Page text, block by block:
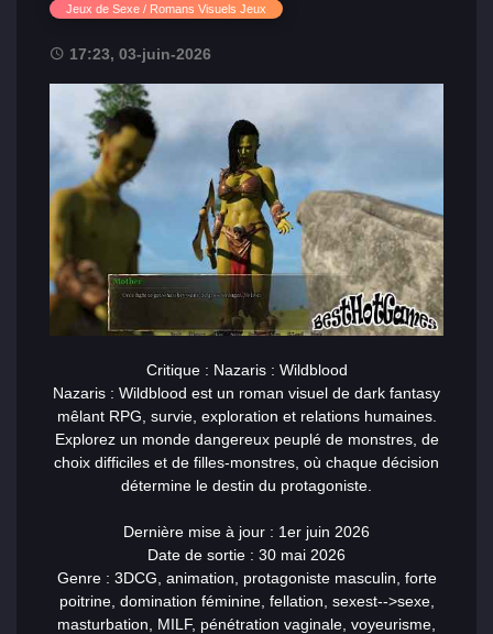
Jeux de Sexe / Romans Visuels Jeux
17:23, 03-juin-2026
Critique : Nazaris : Wildblood
Nazaris : Wildblood est un roman visuel de dark fantasy
mêlant RPG, survie, exploration et relations humaines.
Explorez un monde dangereux peuplé de monstres, de
choix difficiles et de filles-monstres, où chaque décision
détermine le destin du protagoniste.
Dernière mise à jour : 1er juin 2026
Date de sortie : 30 mai 2026
Genre : 3DCG, animation, protagoniste masculin, forte
poitrine, domination féminine, fellation, sexest-->sexe,
masturbation, MILF, pénétration vaginale, voyeurisme,